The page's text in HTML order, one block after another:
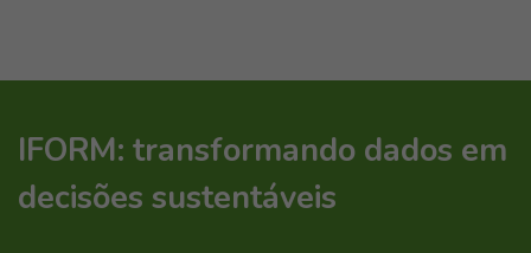
IFORM: transformando dados em
decisões sustentáveis